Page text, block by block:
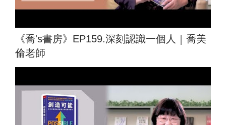
《喬's書房》EP159.深刻認識一個人｜喬美
倫老師